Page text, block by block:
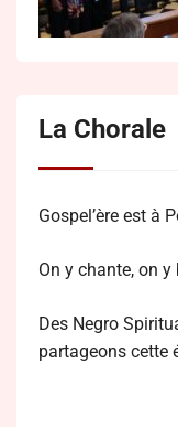
La Chorale
Gospel’ère est à
On y chante, on y
Des Negro
partageons cette